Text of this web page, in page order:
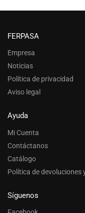
FERPASA
Empresa
Noticias
Política de privacidad
Aviso legal
Ayuda
Mi Cuenta
Contáctanos
Catálogo
Política de devoluciones
Síguenos